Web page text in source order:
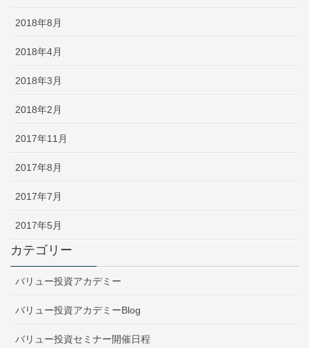
2018年8月
2018年4月
2018年3月
2018年2月
2017年11月
2017年8月
2017年7月
2017年5月
カテゴリー
バリュー投資アカデミー
バリュー投資アカデミーBlog
バリュー投資セミナー開催日程